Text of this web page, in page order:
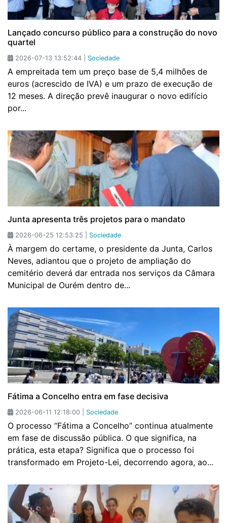
Lançado concurso público para a construção do novo
quartel
2026-07-13 13:52:44 | Sociedade
A empreitada tem um preço base de 5,4 milhões de
euros (acrescido de IVA) e um prazo de execução de
12 meses. A direção prevê inaugurar o novo edifício
por...
Junta apresenta três projetos para o mandato
2026-06-25 12:53:25 | Sociedade
À margem do certame, o presidente da Junta, Carlos
Neves, adiantou que o projeto de ampliação do
cemitério deverá dar entrada nos serviços da Câmara
Municipal de Ourém dentro de...
Fátima a Concelho entra em fase decisiva
2026-06-11 12:18:00 | Sociedade
O processo “Fátima a Concelho” continua atualmente
em fase de discussão pública. O que significa, na
prática, esta etapa? Significa que o processo foi
transformado em Projeto-Lei, decorrendo agora, ao...